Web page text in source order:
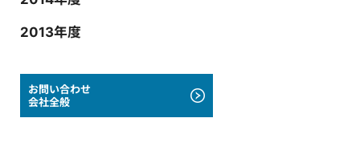
2013年度
お問い合わせ
会社全般